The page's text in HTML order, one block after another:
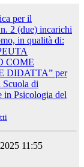
per il
2 (due) incarichi
in qualità di:
COME
DIDATTA” per
Scuola di
in Psicologia del
11:55